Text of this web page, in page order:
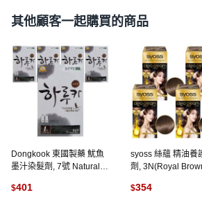
其他顧客一起購買的商品
Dongkook 東國製藥 魷魚
墨汁染髮劑, 7號 Natural
$401
syoss 絲蘊 精油養
劑, 3N(Royal
$354